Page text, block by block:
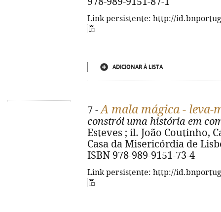
Link persistente: http://
ADICIONAR À LISTA
7 -A mala mágica - leva-
constrói uma história em
Esteves ; il. João Coutinho,
Casa da Misericórdia de
ISBN 978-989-9151-73-4
Link persistente: http://